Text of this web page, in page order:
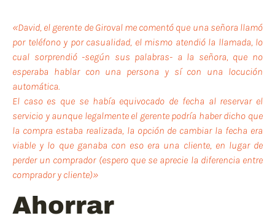
«David, el gerente de Giroval me comentó que una señora llamó
por teléfono y por casualidad, el mismo atendió la llamada, lo
cual sorprendió -según sus palabras- a la señora, que no
esperaba hablar con una persona y sí con una locución
automática.
El caso es que se había equivocado de fecha al reservar el
servicio y aunque legalmente el gerente podría haber dicho que
la compra estaba realizada, la opción de cambiar la fecha era
viable y lo que ganaba con eso era una cliente, en lugar de
perder un comprador (espero que se aprecie la diferencia entre
comprador y cliente)»
Ahorrar